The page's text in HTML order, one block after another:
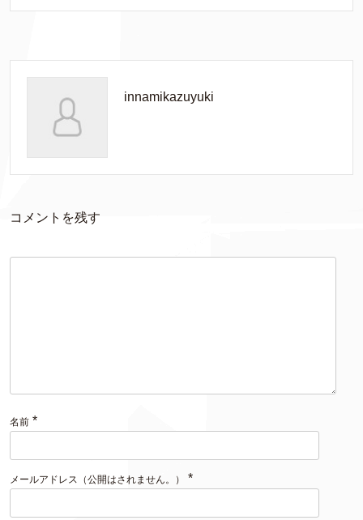
innamikazuyuki
コメントを残す
名前 *
メールアドレス（公開はされません。） *